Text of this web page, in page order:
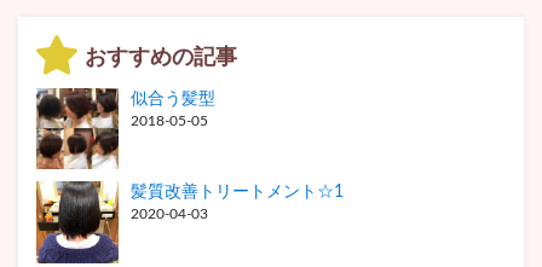
おすすめの記事
似合う髪型
2018-05-05
髪質改善トリートメント☆1
2020-04-03